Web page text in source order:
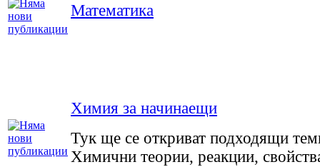
Математика
Химия за начинаещи
Тук ще се откриват подходящи
Химични теории, реакции,